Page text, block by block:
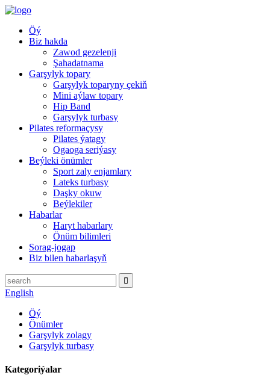
Öý
Biz hakda
Zawod gezelenji
Şahadatnama
Garşylyk topary
Garşylyk toparyny çekiň
Mini aýlaw topary
Hip Band
Garşylyk turbasy
Pilates reformaçysy
Pilates ýatagy
Ogaoga seriýasy
Beýleki önümler
Sport zaly enjamlary
Lateks turbasy
Daşky okuw
Beýlekiler
Habarlar
Haryt habarlary
Önüm bilimleri
Sorag-jogap
Biz bilen habarlaşyň
English
Öý
Önümler
Garşylyk zolagy
Garşylyk turbasy
Kategoriýalar